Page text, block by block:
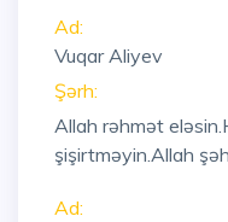
Ad:
Vuqar Aliyev
Şərh:
Allah rəhmət
şişirtməyin.Allah
Ad: